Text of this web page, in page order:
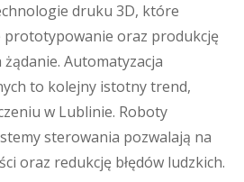
druku 3D, które
prototypowanie oraz produkcję
Automatyzacja
to kolejny istotny trend,
w Lublinie. Roboty
sterowania pozwalają na
oraz redukcję błędów ludzkich.